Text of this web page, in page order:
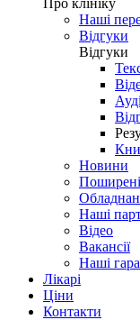
Про клініку
Наші
Відгуки
Відгуки
Новини
Наші
Відео
Вакансії
Наші
Лікарі
Ціни
Контакти